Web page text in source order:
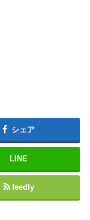
シェア
LINE
feedly